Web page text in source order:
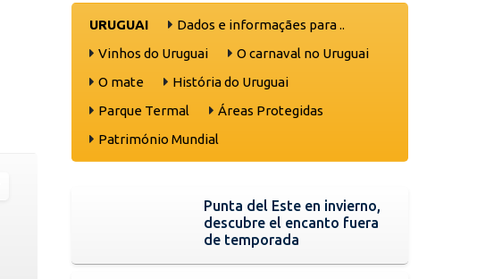
URUGUAI
Dados e informaçães para ..
Vinhos do Uruguai
O carnaval no Uruguai
O mate
História do Uruguai
Parque Termal
Áreas Protegidas
Património Mundial
Punta del Este en invierno,
descubre el encanto fuera
de temporada